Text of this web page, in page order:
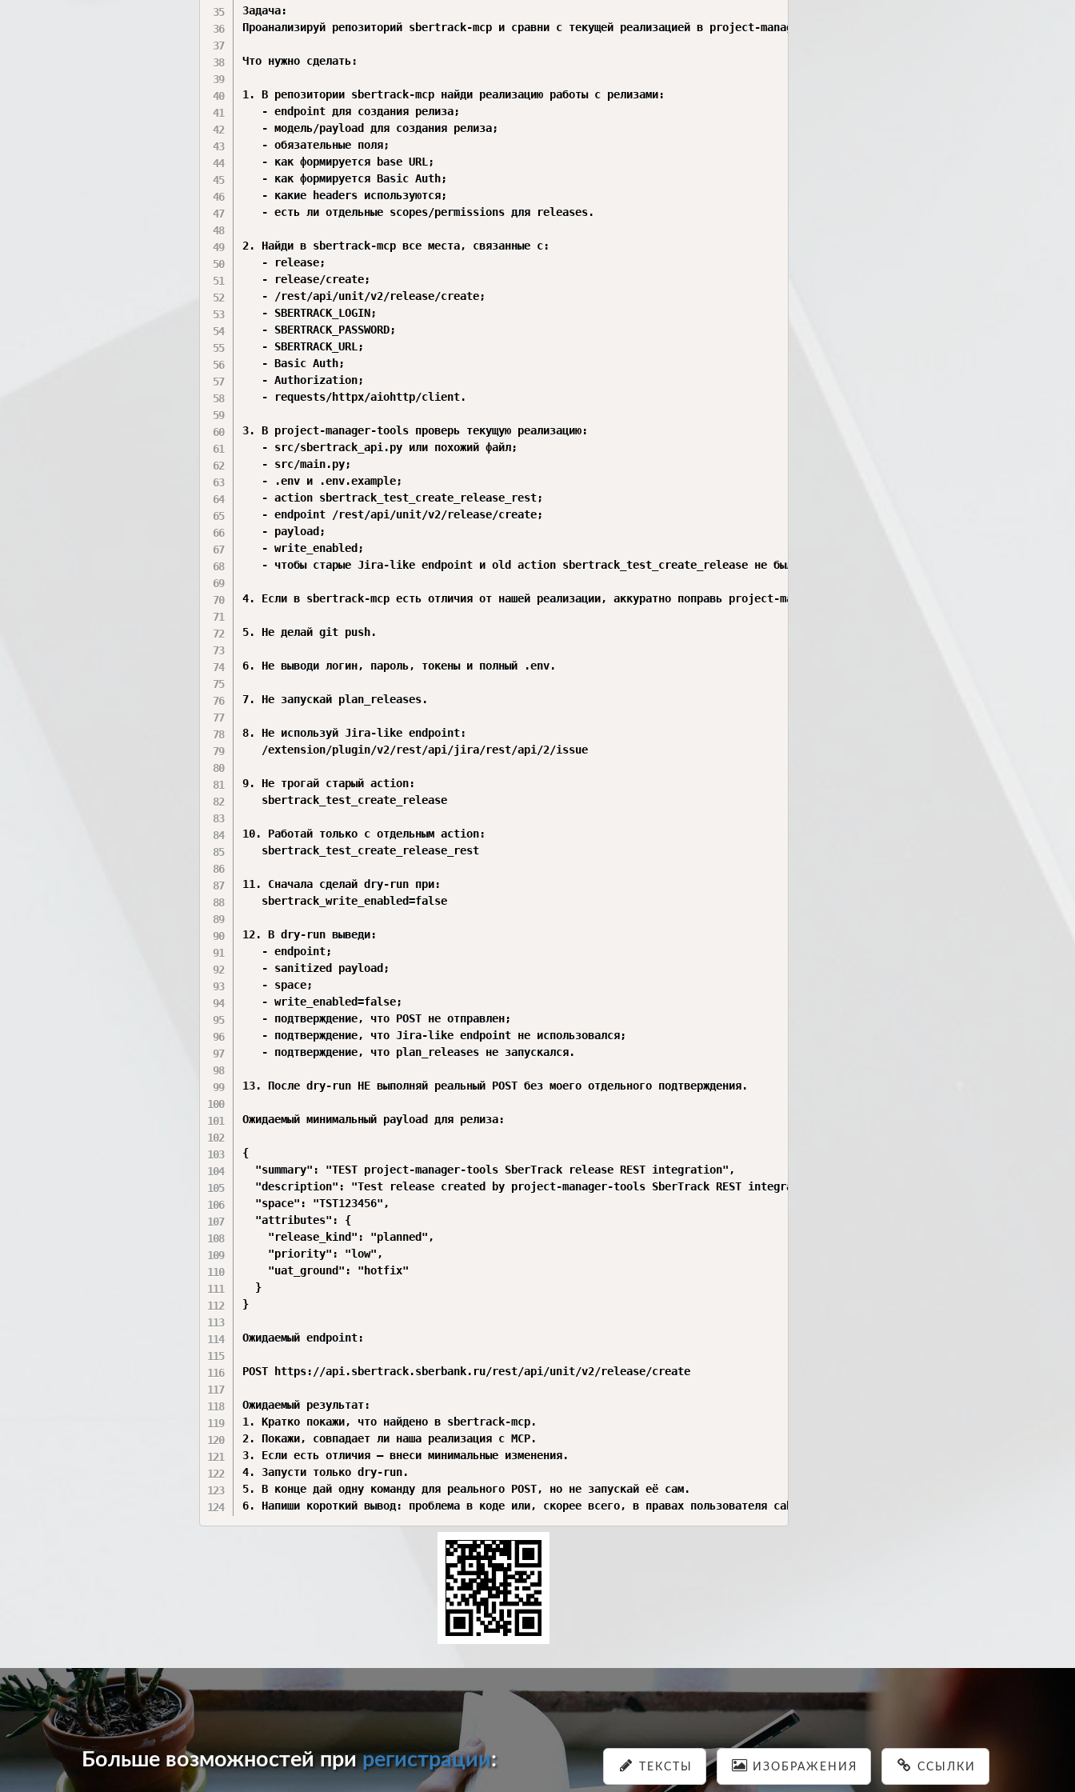
Задача:
Проанализируй репозиторий sbertrack-mcp и сравни с текущей реализацией в project-manager-tools.
Что нужно сделать:
1. В репозитории sbertrack-mcp найди реализацию работы с релизами:
   - endpoint для создания релиза;
   - модель/payload для создания релиза;
   - обязательные поля;
   - как формируется base URL;
   - как формируется Basic Auth;
   - какие headers используются;
   - есть ли отдельные scopes/permissions для releases.
2. Найди в sbertrack-mcp все места, связанные с:
   - release;
   - release/create;
   - /rest/api/unit/v2/release/create;
   - SBERTRACK_LOGIN;
   - SBERTRACK_PASSWORD;
   - SBERTRACK_URL;
   - Basic Auth;
   - Authorization;
   - requests/httpx/aiohttp/client.
3. В project-manager-tools проверь текущую реализацию:
   - src/sbertrack_api.py или похожий файл;
   - src/main.py;
   - .env и .env.example;
   - action sbertrack_test_create_release_rest;
   - endpoint /rest/api/unit/v2/release/create;
   - payload;
   - write_enabled;
   - чтобы старые Jira-like endpoint и old action sbertrack_test_create_release не были затронуты.
4. Если в sbertrack-mcp есть отличия от нашей реализации, аккуратно поправь project-manager-tools так, чтобы тестовый action
5. Не делай git push.
6. Не выводи логин, пароль, токены и полный .env.
7. Не запускай plan_releases.
8. Не используй Jira-like endpoint:
   /extension/plugin/v2/rest/api/jira/rest/api/2/issue
9. Не трогай старый action:
   sbertrack_test_create_release
10. Работай только с отдельным action:
   sbertrack_test_create_release_rest
11. Сначала сделай dry-run при:
   sbertrack_write_enabled=false
12. В dry-run выведи:
   - endpoint;
   - sanitized payload;
   - space;
   - write_enabled=false;
   - подтверждение, что POST не отправлен;
   - подтверждение, что Jira-like endpoint не использовался;
   - подтверждение, что plan_releases не запускался.
13. После dry-run НЕ выполняй реальный POST без моего отдельного подтверждения.
Ожидаемый минимальный payload для релиза:
{
  "summary": "TEST project-manager-tools SberTrack release REST integration",
  "description": "Test release created by project-manager-tools SberTrack REST integration. Safe to delete.",
  "space": "TST123456",
  "attributes": {
    "release_kind": "planned",
    "priority": "low",
    "uat_ground": "hotfix"
  }
}
Ожидаемый endpoint:
POST https://api.sbertrack.sberbank.ru/rest/api/unit/v2/release/create
Ожидаемый результат:
1. Кратко покажи, что найдено в sbertrack-mcp.
2. Покажи, совпадает ли наша реализация с MCP.
3. Если есть отличия — внеси минимальные изменения.
4. Запусти только dry-run.
5. В конце дай одну команду для реального POST, но не запускай её сам.
6. Напиши короткий вывод: проблема в коде или, скорее всего, в правах пользователя cab-sa-dvo11195 в пространстве TST123456.
Больше возможностей прирегистрации: ТЕКСТЫ ИЗОБРАЖЕНИЯ ССЫЛКИ